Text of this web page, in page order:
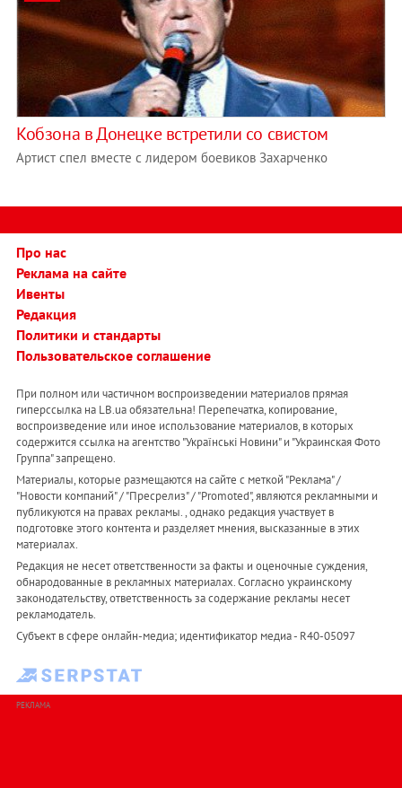
Кобзона в Донецке встретили со свистом
Артист спел вместе с лидером боевиков Захарченко
Про нас
Реклама на сайте
Ивенты
Редакция
Политики и стандарты
Пользовательское соглашение
При полном или частичном воспроизведении материалов прямая
гиперссылка на LB.ua обязательна! Перепечатка, копирование,
воспроизведение или иное использование материалов, в которых
содержится ссылка на агентство "Українськi Новини" и "Украинская Фото
Группа" запрещено.
Материалы, которые размещаются на сайте с меткой "Реклама" /
"Новости компаний" / "Пресрелиз" / "Promoted", являются рекламными и
публикуются на правах рекламы. , однако редакция участвует в
подготовке этого контента и разделяет мнения, высказанные в этих
материалах.
Редакция не несет ответственности за факты и оценочные суждения,
обнародованные в рекламных материалах. Согласно украинскому
законодательству, ответственность за содержание рекламы несет
рекламодатель.
Субъект в сфере онлайн-медиа; идентификатор медиа - R40-05097
РЕКЛАМА